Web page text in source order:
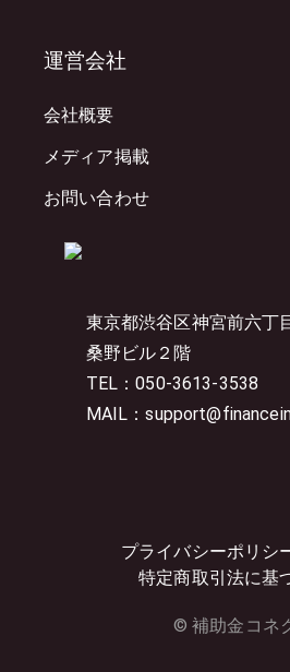
東京都渋谷区神宮前六
桑野ビル２階
TEL：050-3613-3538
MAIL：
プライバシーポリシ
特定商取引法に基
© 補助金コネ
運営会社
会社概要
メディア掲載
お問い合わせ